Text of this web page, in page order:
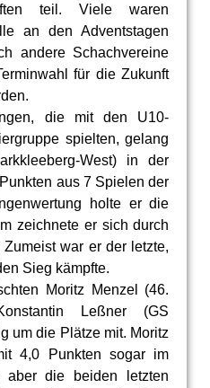
teil. Viele waren
an den Adventstagen
andere Schachvereine
für die Zukunft
die mit den U10-
spielten, gelang
West) in der
aus 7 Spielen der
holte er die
zeichnete er sich durch
war er der letzte,
Sieg kämpfte.
Moritz Menzel (46.
Leßner (GS
um die Plätze mit. Moritz
4,0 Punkten sogar im
aber die beiden letzten